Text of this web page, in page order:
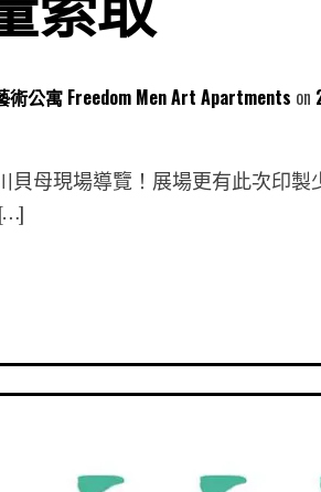
術公寓 Freedom Men Art Apartments
貝母現場導覽！展場更有此次印